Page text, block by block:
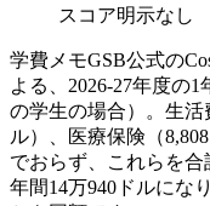
スコア明示なし
学費メモGSB公式の
よる、2026-27年度の
の学生の場合）。生活
ル）、医療保険（
でおらず、これらを
年間14万940ドルにな